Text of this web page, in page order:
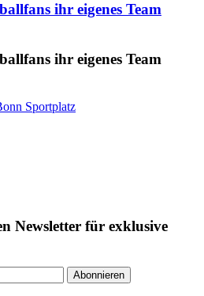
ihr eigenes Team
ihr eigenes Team
Newsletter für exklusive
Abonnieren